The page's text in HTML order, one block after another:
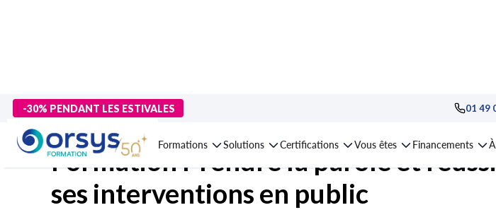
-30% PENDANT LES ESTIVALES 01 49
Formations Solutions Certifications Vous êtes Financements
> Formations>Management - Développement personnel Prise de
Formation Prendre la parole et
ses interventions en public